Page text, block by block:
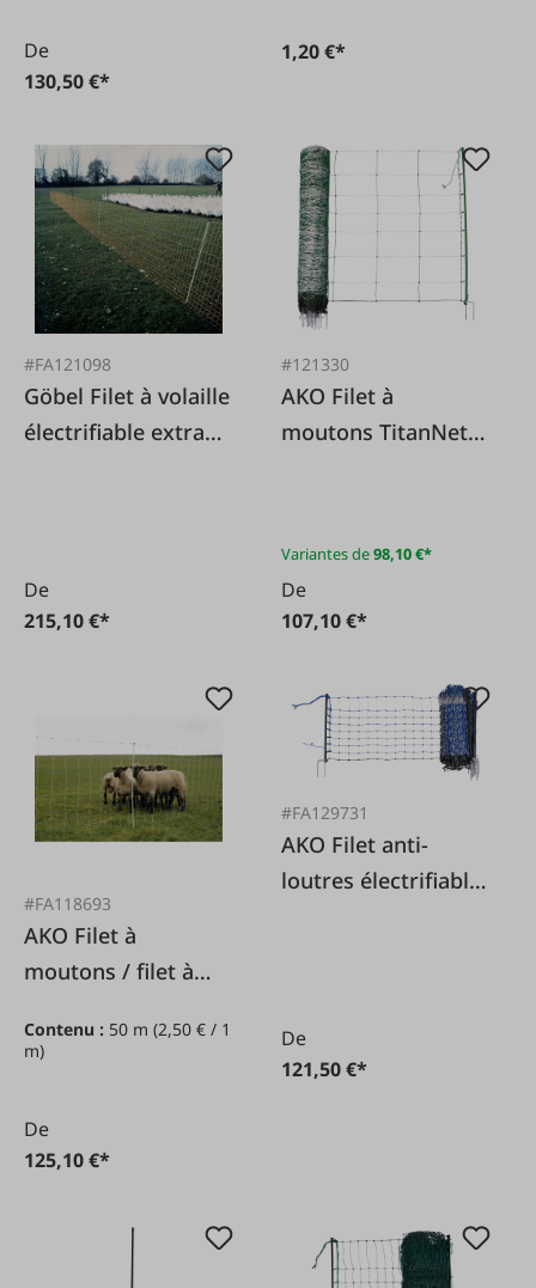
De
130,50 €*
1,20 €*
#FA121098
Göbel Filet à volaille
électrifiable extra
De
215,10 €*
#121330
AKO Filet à
moutons TitanNet
Variantes de98,10 €*
De
107,10 €*
#FA118693
AKO Filet à
moutons / filet à
Contenu : 50 m (2,50 € / 1
m)
De
125,10 €*
#FA129731
AKO Filet anti-
loutres électrifiable
De
121,50 €*